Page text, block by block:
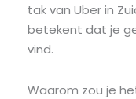
tak van Uber in
betekent dat je
vind.
Waarom zou je